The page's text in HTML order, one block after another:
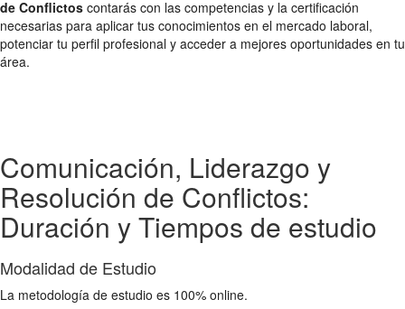
de Conflictos contarás con las competencias y la certificación
necesarias para aplicar tus conocimientos en el mercado laboral,
potenciar tu perfil profesional y acceder a mejores oportunidades en tu
área.
Comunicación, Liderazgo y
Resolución de Conflictos:
Duración y Tiempos de estudio
Modalidad de Estudio
La metodología de estudio es 100% online.